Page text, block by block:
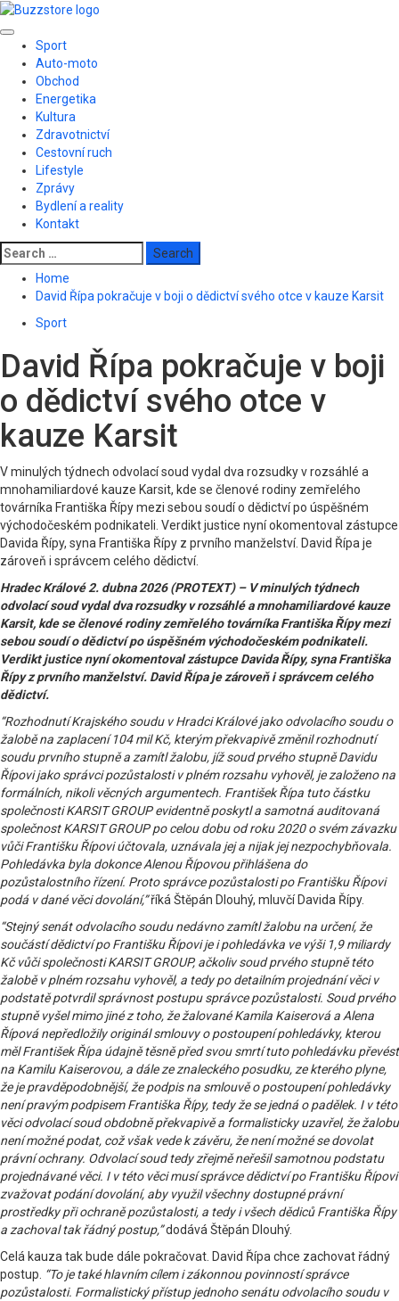
Skip
content
Primary
Menu
Sport
Auto-moto
Obchod
Energetika
Kultura
Zdravotnictví
Cestovní ruch
Lifestyle
Zprávy
Bydlení a reality
Kontakt
Search
for:
Home
David Řípa pokračuje v boji o dědictví svého otce v kauze Karsit
Sport
David Řípa pokračuje v boji
o dědictví svého otce v
kauze Karsit
V minulých týdnech odvolací soud vydal dva rozsudky v rozsáhlé a
mnohamiliardové kauze Karsit, kde se členové rodiny zemřelého
továrníka Františka Řípy mezi sebou soudí o dědictví po úspěšném
východočeském podnikateli. Verdikt justice nyní okomentoval zástupce
Davida Řípy, syna Františka Řípy z prvního manželství. David Řípa je
zároveň i správcem celého dědictví.
Hradec Králové 2. dubna 2026 (PROTEXT) – V minulých týdnech
odvolací soud vydal dva rozsudky v rozsáhlé a mnohamiliardové kauze
Karsit, kde se členové rodiny zemřelého továrníka Františka Řípy mezi
sebou soudí o dědictví po úspěšném východočeském podnikateli.
Verdikt justice nyní okomentoval zástupce Davida Řípy, syna Františka
Řípy z prvního manželství. David Řípa je zároveň i správcem celého
dědictví.
“Rozhodnutí Krajského soudu v Hradci Králové jako odvolacího soudu o
žalobě na zaplacení 104 mil Kč, kterým překvapivě změnil rozhodnutí
soudu prvního stupně a zamítl žalobu, jíž soud prvého stupně Davidu
Řípovi jako správci pozůstalosti v plném rozsahu vyhověl, je založeno na
formálních, nikoli věcných argumentech. František Řípa tuto částku
společnosti KARSIT GROUP evidentně poskytl a samotná auditovaná
společnost KARSIT GROUP po celou dobu od roku 2020 o svém závazku
vůči Františku Řípovi účtovala, uznávala jej a nijak jej nezpochybňovala.
Pohledávka byla dokonce Alenou Řípovou přihlášena do
pozůstalostního řízení. Proto správce pozůstalosti po Františku Řípovi
podá v dané věci dovolání,”říká Štěpán Dlouhý, mluvčí Davida Řípy.
“Stejný senát odvolacího soudu nedávno zamítl žalobu na určení, že
součástí dědictví po Františku Řípovi je i pohledávka ve výši 1,9 miliardy
Kč vůči společnosti KARSIT GROUP, ačkoliv soud prvého stupně této
žalobě v plném rozsahu vyhověl, a tedy po detailním projednání věci v
podstatě potvrdil správnost postupu správce pozůstalosti. Soud prvého
stupně vyšel mimo jiné z toho, že žalované Kamila Kaiserová a Alena
Řípová nepředložily originál smlouvy o postoupení pohledávky, kterou
měl František Řípa údajně těsně před svou smrtí tuto pohledávku převést
na Kamilu Kaiserovou, a dále ze znaleckého posudku, ze kterého plyne,
že je pravděpodobnější, že podpis na smlouvě o postoupení pohledávky
není pravým podpisem Františka Řípy, tedy že se jedná o padělek. I v této
věci odvolací soud obdobně překvapivě a formalisticky uzavřel, že žalobu
není možné podat, což však vede k závěru, že není možné se dovolat
právní ochrany. Odvolací soud tedy zřejmě neřešil samotnou podstatu
projednávané věci. I v této věci musí správce dědictví po Františku Řípovi
zvažovat podání dovolání, aby využil všechny dostupné právní
prostředky při ochraně pozůstalosti, a tedy i všech dědiců Františka Řípy
a zachoval tak řádný postup,”dodává Štěpán Dlouhý.
Celá kauza tak bude dále pokračovat. David Řípa chce zachovat řádný
postup. “To je také hlavním cílem i zákonnou povinností správce
pozůstalosti. Formalistický přístup jednoho senátu odvolacího soudu v